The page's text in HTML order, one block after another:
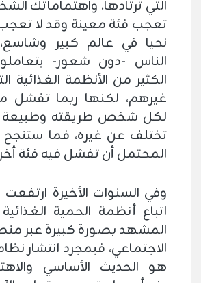
التي ترتادها، واهتماماتك
تعجب فئة معينة وقد لا تعجب
نحيا في عالم كبير
الناس -دون شعور-
الكثير من الأنظمة
غيرهم، لكنها ربما تفشل
لكل شخص طريقته وطبيعة
تختلف عن غيره، فما ستنجح
المحتمل أن تفشل فيه فئة
وفي السنوات الأخيرة
اتباع أنظمة الحمية
المشهد بصورة كبيرة عبر
الاجتماعي، فبمجرد انتشار
هو الحديث الأساسي